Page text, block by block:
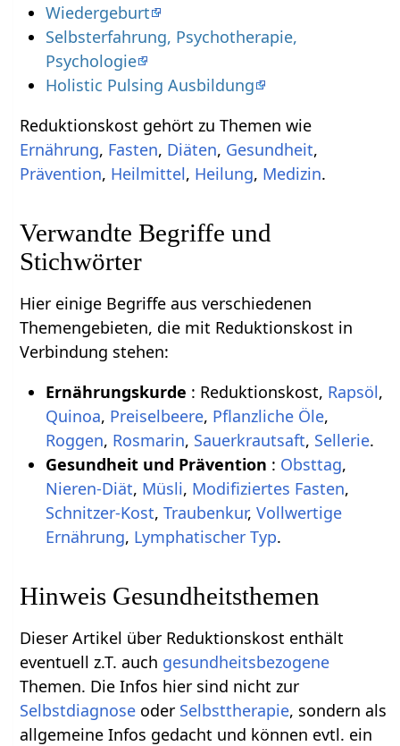
Wiedergeburt
Selbsterfahrung, Psychotherapie,
Psychologie
Holistic Pulsing Ausbildung
Reduktionskost gehört zu Themen wie
Ernährung, Fasten, Diäten, Gesundheit,
Prävention, Heilmittel, Heilung, Medizin.
Verwandte Begriffe und
Stichwörter
Hier einige Begriffe aus verschiedenen
Themengebieten, die mit Reduktionskost in
Verbindung stehen:
Ernährungskurde : Reduktionskost, Rapsöl,
Quinoa, Preiselbeere, Pflanzliche Öle,
Roggen, Rosmarin, Sauerkrautsaft, Sellerie.
Gesundheit und Prävention : Obsttag,
Nieren-Diät, Müsli, Modifiziertes Fasten,
Schnitzer-Kost, Traubenkur, Vollwertige
Ernährung, Lymphatischer Typ.
Hinweis Gesundheitsthemen
Dieser Artikel über Reduktionskost enthält
eventuell z.T. auch gesundheitsbezogene
Themen. Die Infos hier sind nicht zur
Selbstdiagnose oder Selbsttherapie, sondern als
allgemeine Infos gedacht und können evtl. ein